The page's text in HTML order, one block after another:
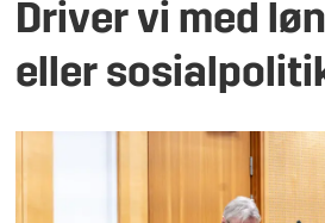
Driver vi med
eller